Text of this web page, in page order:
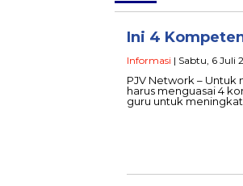
Ini 4
Informasi | Sabtu, 6 Juli
PJV Network –
harus menguasai 4
guru untuk